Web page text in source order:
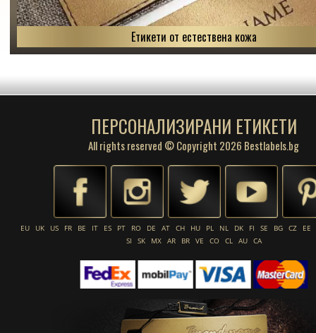
Етикети от естествена кожа
ПЕРСОНАЛИЗИРАНИ ЕТИКЕТИ
All rights reserved © Copyright 2026 Bestlabels.bg
EU UK US FR BE IT ES PT RO DE AT CH HU PL NL DK FI SE BG CZ
EE
SI
SK MX AR BR VE CO CL AU CA